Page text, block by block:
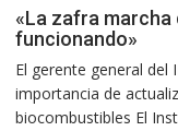
«La zafra
funcionando»
El gerente general del
importancia de
biocombustibles El